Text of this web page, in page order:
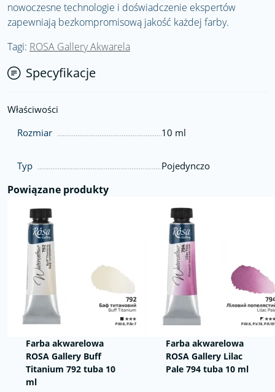
nowoczesne technologie i doświadczenie ekspertów
zapewniają bezkompromisową jakość każdej farby.
Tagi: ROSA Gallery Akwarela
Specyfikacje
Właściwości
Rozmiar
10 ml
Typ Pojedynczo
Powiązane produkty
Farba akwarelowa
ROSA Gallery Buff
Titanium 792 tuba 10
ml
Farba akwarelowa
ROSA Gallery Lilac
Pale 794 tuba 10 ml